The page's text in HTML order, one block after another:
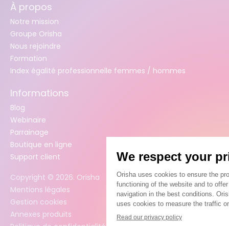
À propos
Notre mission
Groupe Orisha
Nous rejoindre
Formation
Index égalité professionnelle femmes / hommes
Informations
Blog
Webinaire
Parrainage
Boutique en ligne
Support client
Copyright © 2026. Orisha
Mentions légales
Gestion cookies
Annexes produits